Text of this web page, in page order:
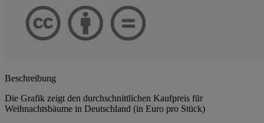
Beschreibung
Die Grafik zeigt den durchschnittlichen Kaufpreis für
Weihnachtsbäume in Deutschland (in Euro pro Stück)